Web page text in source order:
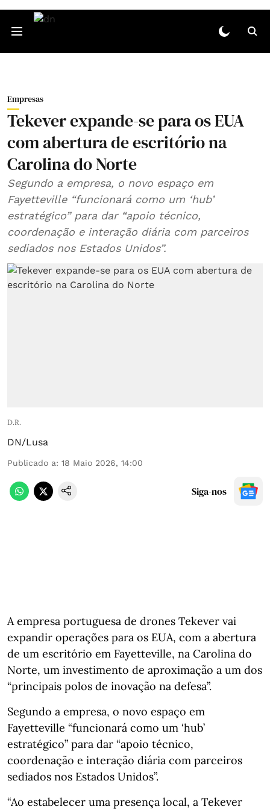
Empresas
Tekever expande-se para os EUA
com abertura de escritório na
Carolina do Norte
Segundo a empresa, o novo espaço em
Fayetteville “funcionará como um ‘hub’
estratégico” para dar “apoio técnico,
coordenação e interação diária com parceiros
sediados nos Estados Unidos”.
D.R.
DN/Lusa
Publicado a: 18 Maio 2026, 14:00
Siga-nos
A empresa portuguesa de drones Tekever vai
expandir operações para os EUA, com a abertura
de um escritório em Fayetteville, na Carolina do
Norte, um investimento de aproximação a um dos
“principais polos de inovação na defesa”.
Segundo a empresa, o novo espaço em
Fayetteville “funcionará como um ‘hub’
estratégico” para dar “apoio técnico,
coordenação e interação diária com parceiros
sediados nos Estados Unidos”.
“Ao estabelecer uma presença local, a Tekever